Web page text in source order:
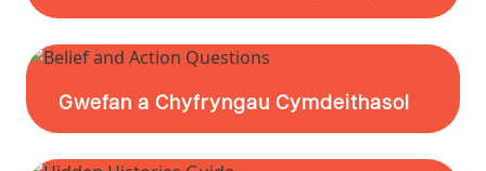
Gwefan a Chyfryngau Cymdeithasol